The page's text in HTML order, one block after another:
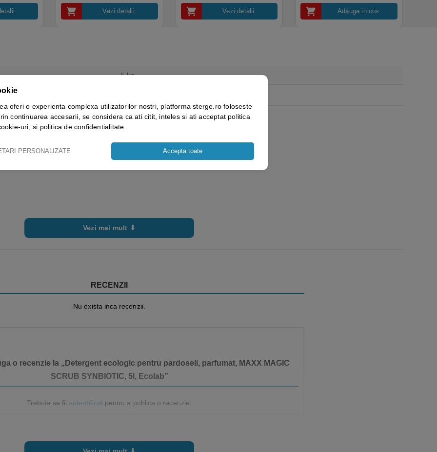
Vezi detalii Vezi detalii Adauga in cos
5 kg
Vezi mai mult ⬇
RECENZII
Nu exista inca recenzii.
o recenzie la „Detergent ecologic pentru pardoseli, parfumat, MAXX MAGIC
SCRUB SYNBIOTIC, 5l, Ecolab”
Trebuie sa fii autentificat pentru a publica o recenzie.
oferi o experienta complexa utilizatorilor nostri, platforma sterge.ro foloseste
continuarea accesarii, se considera ca ati citit, inteles si ati acceptat politica
uri, si politica de confidentialitate.
PERSONALIZATE Accepta toate